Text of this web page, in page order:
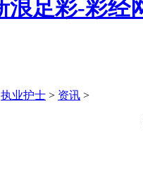
执业护士 > 资讯 >